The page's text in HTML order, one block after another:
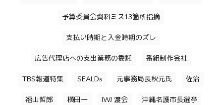
予算委員会資料ミス13箇所指摘
支払い時期と入金時期のズレ
広告代理店への支出業務の委託 番組制作会社
TBS報道特集 SEALDs 元事務局長秋元氏 佐治
福山哲郎 横田一 IWJ 渡会 沖縄名護市長選挙